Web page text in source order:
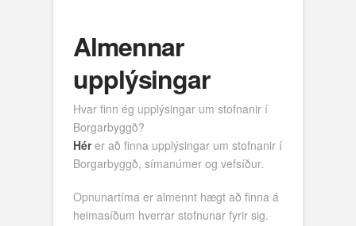
Almennar
upplýsingar
Hvar finn ég upplýsingar um stofnanir í
Borgarbyggð?
Hér er að finna upplýsingar um stofnanir í
Borgarbyggð, símanúmer og vefsíður.
Opnunartíma er almennt hægt að finna á
heimasíðum hverrar stofnunar fyrir sig.